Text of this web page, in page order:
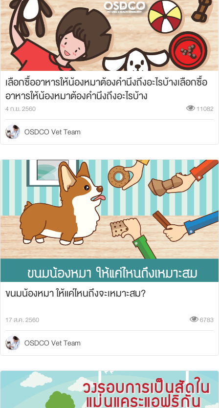
เลือกซื้ออาหารให้น้องหมาต้องคำนึงถึงอะไรบ้างเลือกซื้อ
อาหารให้น้องหมาต้องคำนึงถึงอะไรบ้าง
11082
4 ก.ย. 2560
OSDCO Vet Team
ขนมน้องหมา ให้แค่ไหนถึงจะเหมาะสม?
6783
17 ส.ค. 2560
OSDCO Vet Team